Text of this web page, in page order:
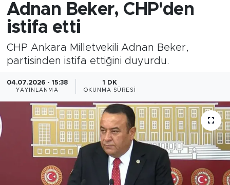
Adnan Beker, CHP'den
istifa etti
CHP Ankara Milletvekili Adnan Beker,
partisinden istifa ettiğini duyurdu.
04.07.2026 - 15:38
YAYINLANMA
1 DK
OKUNMA SÜRESI